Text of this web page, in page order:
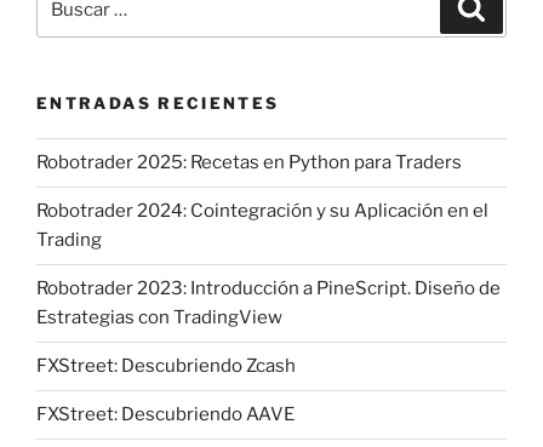
por:
ENTRADAS RECIENTES
Robotrader 2025: Recetas en Python para Traders
Robotrader 2024: Cointegración y su Aplicación en el
Trading
Robotrader 2023: Introducción a PineScript. Diseño de
Estrategias con TradingView
FXStreet: Descubriendo Zcash
FXStreet: Descubriendo AAVE